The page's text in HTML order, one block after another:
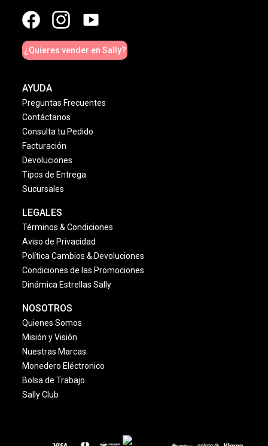
¿Quieres vender en Sally?
AYUDA
Preguntas Frecuentes
Contáctanos
Consulta tu Pedido
Facturación
Devoluciones
Tipos de Entrega
Sucursales
LEGALES
Términos & Condiciones
Aviso de Privacidad
Política Cambios & Devoluciones
Condiciones de las Promociones
Dinámica Estrellas Sally
NOSOTROS
Quienes Somos
Misión y Visión
Nuestras Marcas
Monedero Eléctronico
Bolsa de Trabajo
Sally Club